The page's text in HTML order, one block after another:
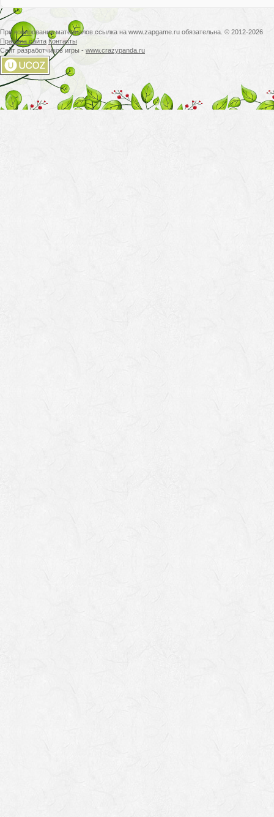
При копировании материалов ссылка на www.zapgame.ru обязательна. © 2012-2026
Правила сайта Контакты
Сайт разработчиков игры - www.crazypanda.ru